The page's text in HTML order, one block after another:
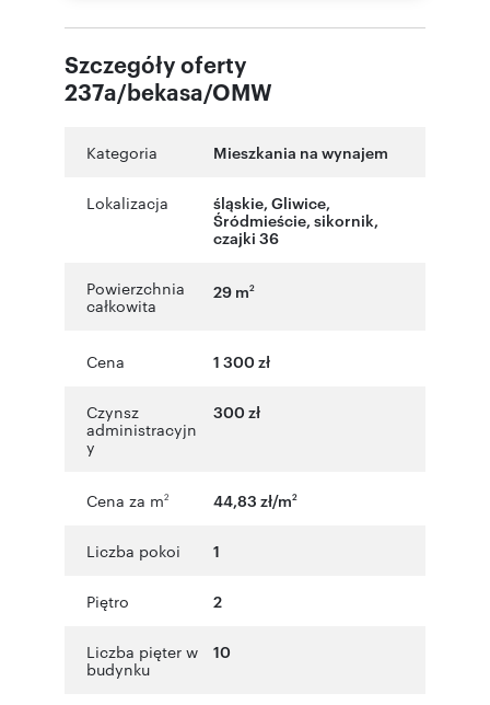
Szczegóły oferty
237a/bekasa/OMW
Kategoria Mieszkania na wynajem
Lokalizacja śląskie, Gliwice,
Śródmieście, sikornik,
czajki 36
Powierzchnia
całkowita
29 m2
Cena 1 300 zł
Czynsz
administracyjn
y
300 zł
Cena za m2 44,83 zł/m2
Liczba pokoi 1
Piętro 2
Liczba pięter w
budynku
10